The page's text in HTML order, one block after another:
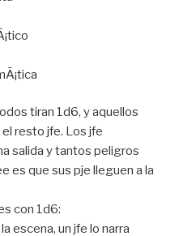
tiran 1d6, y aquellos
el resto jfe. Los jfe
salida y tantos peligros
es que sus pje lleguen a la
con 1d6:
escena, un jfe lo narra